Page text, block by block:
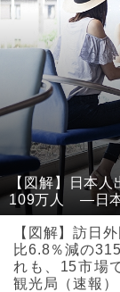
【図解】日本
109万人 ―日本
【図解】訪日
比6.8％減の
れも、15市
観光局（速報）